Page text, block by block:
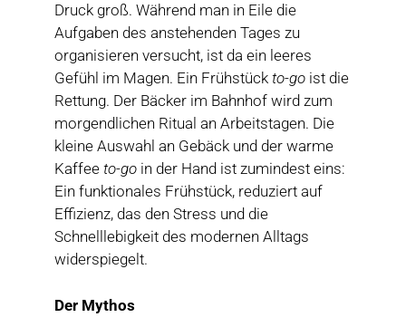
Druck groß. Während man in Eile die
Aufgaben des anstehenden Tages zu
organisieren versucht, ist da ein leeres
Gefühl im Magen. Ein Frühstück to-go ist die
Rettung. Der Bäcker im Bahnhof wird zum
morgendlichen Ritual an Arbeitstagen. Die
kleine Auswahl an Gebäck und der warme
Kaffee to-go in der Hand ist zumindest eins:
Ein funktionales Frühstück, reduziert auf
Effizienz, das den Stress und die
Schnelllebigkeit des modernen Alltags
widerspiegelt.
Der Mythos